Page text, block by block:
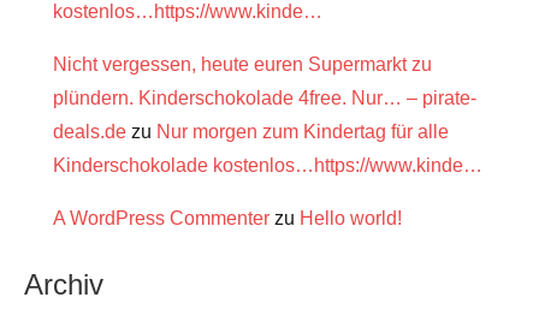
kostenlos…https://www.kinde…
Nicht vergessen, heute euren Supermarkt zu
plündern. Kinderschokolade 4free. Nur… – pirate-
deals.de zu Nur morgen zum Kindertag für alle
Kinderschokolade kostenlos…https://www.kinde…
A WordPress Commenter zu Hello world!
Archiv